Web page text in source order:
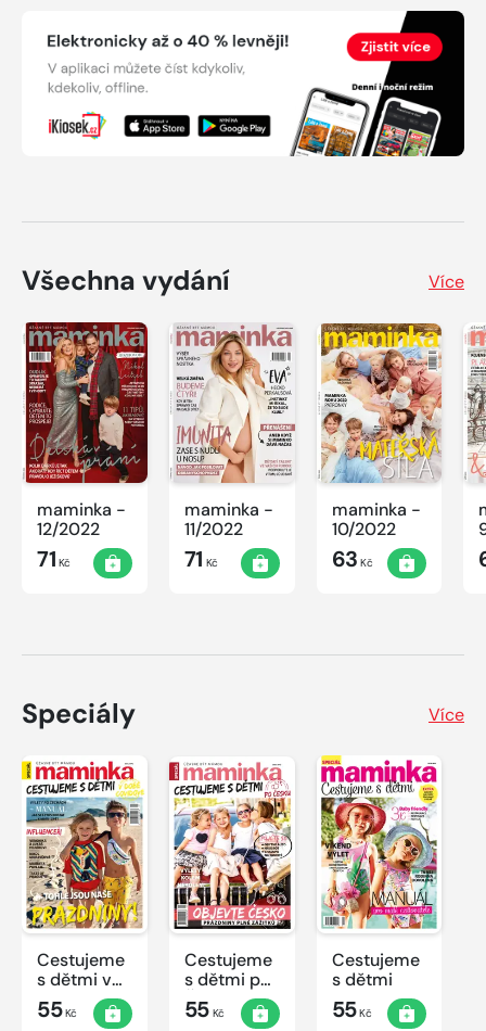
Všechna vydání Více
maminka -
12/2022
71 Kč
maminka -
11/2022
71 Kč
maminka -
10/2022
63 Kč
Speciály Více
Cestujeme
s dětmi v
době
covidové
55Kč
Cestujeme
s dětmi po
Česku
55Kč
Cestujeme
s dětmi
55Kč